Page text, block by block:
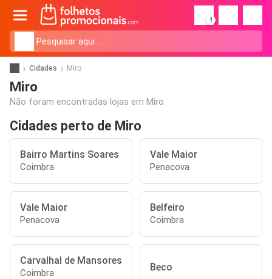
!
Cidades Miro
Miro
Não foram encontradas lojas em Miro.
Cidades perto de Miro
Bairro Martins Soares
Coimbra
Vale Maior
Penacova
Vale Maior
Penacova
Belfeiro
Coimbra
Carvalhal de Mansores
Coimbra Beco